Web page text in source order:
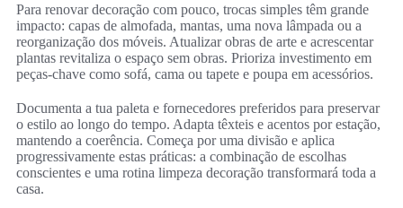
Para renovar decoração com pouco, trocas simples têm grande
impacto: capas de almofada, mantas, uma nova lâmpada ou a
reorganização dos móveis. Atualizar obras de arte e acrescentar
plantas revitaliza o espaço sem obras. Prioriza investimento em
peças-chave como sofá, cama ou tapete e poupa em acessórios.
Documenta a tua paleta e fornecedores preferidos para preservar
o estilo ao longo do tempo. Adapta têxteis e acentos por estação,
mantendo a coerência. Começa por uma divisão e aplica
progressivamente estas práticas: a combinação de escolhas
conscientes e uma rotina limpeza decoração transformará toda a
casa.